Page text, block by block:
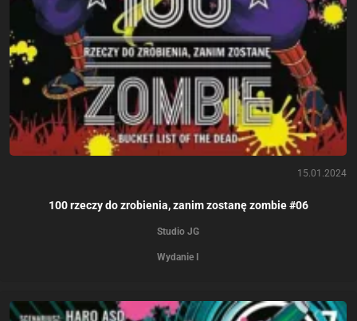
15.01.2024
100 rzeczy do zrobienia, zanim zostanę zombie #06
Studio JG
Wydanie I